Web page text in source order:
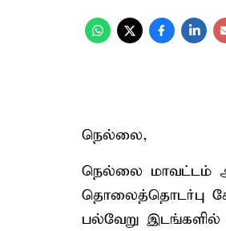
நெல்லை,
நெல்லை மாவட்டம்
தொலைத்தொடர்பு
பல்வேறு